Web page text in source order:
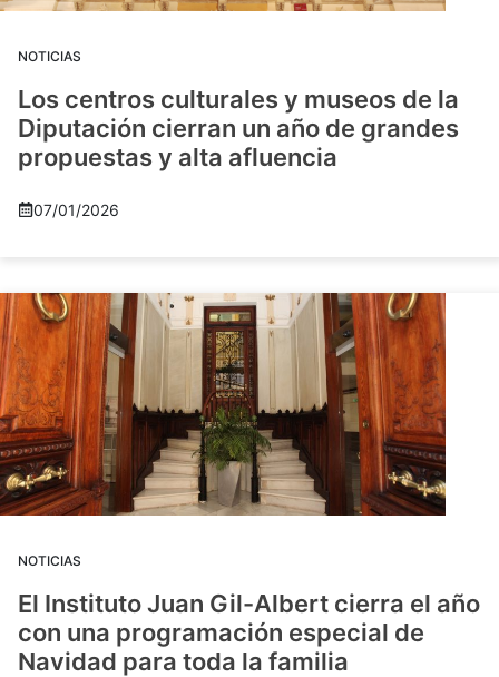
NOTICIAS
Los centros culturales y museos de la
Diputación cierran un año de grandes
propuestas y alta afluencia
07/01/2026
NOTICIAS
El Instituto Juan Gil-Albert cierra el año
con una programación especial de
Navidad para toda la familia